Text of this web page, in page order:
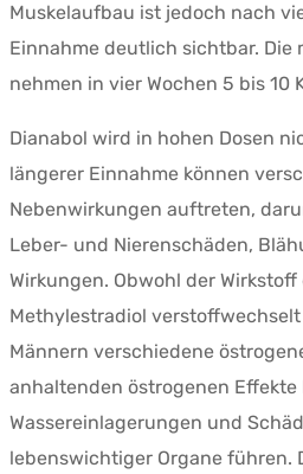
Muskelaufbau ist jedoch nach
Einnahme deutlich sichtbar. Die
nehmen in vier Wochen 5 bis 10
Dianabol wird in hohen Dosen
längerer Einnahme können
Nebenwirkungen auftreten,
Leber- und Nierenschäden,
Wirkungen. Obwohl der
Methylestradiol
Männern verschiedene
anhaltenden östrogenen Effekte
Wassereinlagerungen und
lebenswichtiger Organe führen.